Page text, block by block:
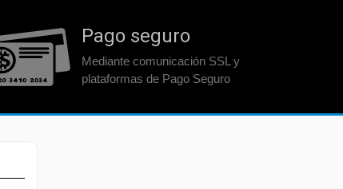
Pago seguro
Mediante comunicación SSL y
plataformas de Pago Seguro